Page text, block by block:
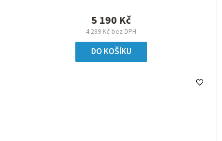
4 289 Kč bez DPH
5 190 Kč
DO KOŠÍKU